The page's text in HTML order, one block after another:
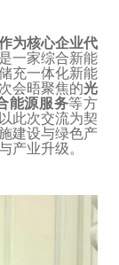
为核心企业代
一家综合新能
充一体化新能
会晤聚焦的光
能源服务等方
此次交流为契
建设与绿色产
产业升级。